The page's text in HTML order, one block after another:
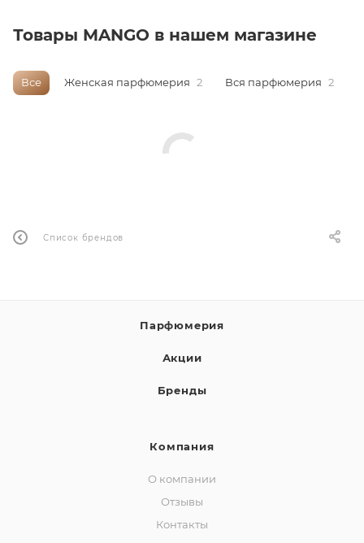
сертификат
Товары MANGO в нашем магазине
Все Женская парфюмерия 2 Вся парфюмерия 2
Список брендов
Парфюмерия
Акции
Бренды
Компания
О компании
Отзывы
Контакты